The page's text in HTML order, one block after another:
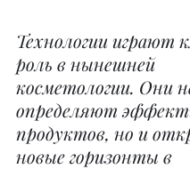
Технологии играют
роль в нынешней
косметологии. Они
определяют
продуктов, но и
новые горизонты в